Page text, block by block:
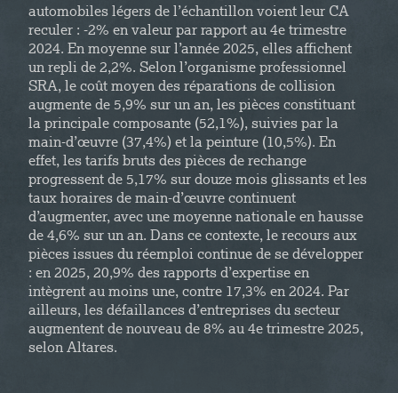
automobiles légers de l’échantillon voient leur CA
reculer : -2% en valeur par rapport au 4e trimestre
2024. En moyenne sur l’année 2025, elles affichent
un repli de 2,2%. Selon l’organisme professionnel
SRA, le coût moyen des réparations de collision
augmente de 5,9% sur un an, les pièces constituant
la principale composante (52,1%), suivies par la
main-d’œuvre (37,4%) et la peinture (10,5%). En
effet, les tarifs bruts des pièces de rechange
progressent de 5,17% sur douze mois glissants et les
taux horaires de main-d’œuvre continuent
d’augmenter, avec une moyenne nationale en hausse
de 4,6% sur un an. Dans ce contexte, le recours aux
pièces issues du réemploi continue de se développer
: en 2025, 20,9% des rapports d’expertise en
intègrent au moins une, contre 17,3% en 2024. Par
ailleurs, les défaillances d’entreprises du secteur
augmentent de nouveau de 8% au 4e trimestre 2025,
selon Altares.